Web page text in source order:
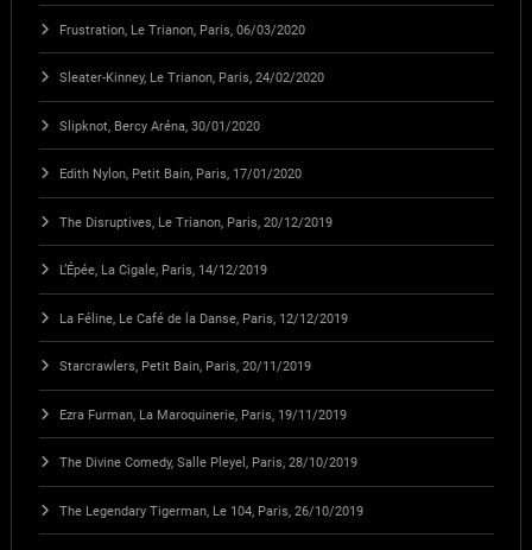
Frustration, Le Trianon, Paris, 06/03/2020
Sleater-Kinney, Le Trianon, Paris, 24/02/2020
Slipknot, Bercy Aréna, 30/01/2020
Edith Nylon, Petit Bain, Paris, 17/01/2020
The Disruptives, Le Trianon, Paris, 20/12/2019
L’Épée, La Cigale, Paris, 14/12/2019
La Féline, Le Café de la Danse, Paris, 12/12/2019
Starcrawlers, Petit Bain, Paris, 20/11/2019
Ezra Furman, La Maroquinerie, Paris, 19/11/2019
The Divine Comedy, Salle Pleyel, Paris, 28/10/2019
The Legendary Tigerman, Le 104, Paris, 26/10/2019